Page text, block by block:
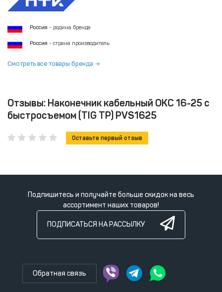
Россия - родина бренда
Россия - страна производитель
Смотреть все товары бренда
Отзывы: Наконечник кабельный ОКС 16-25 с
быстросъемом (TIG TP) PVS1625
Оставьте первый отзыв
Подпишитесь и получайте больше скидок на весь
ассортимент наших товаров!
ПОДПИСАТЬСЯ НА РАССЫЛКУ
Обратная связь